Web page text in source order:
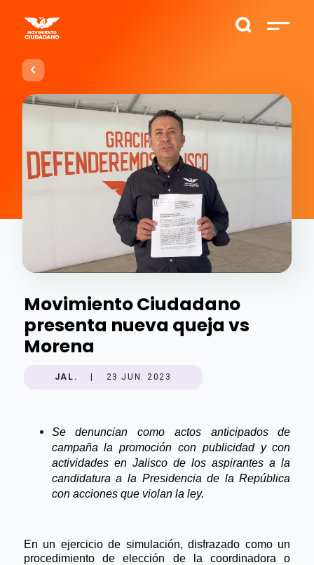
Movimiento Ciudadano
presenta nueva queja vs
Morena
JAL. 23 JUN. 2023
Se denuncian como actos anticipados de
campaña la promoción con publicidad y con
actividades en Jalisco de los aspirantes a la
candidatura a la Presidencia de la República
con acciones que violan la ley.
En un ejercicio de simulación, disfrazado como un
procedimiento de elección de la coordinadora o